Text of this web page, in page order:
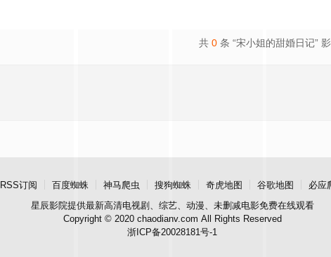
共 0 条 “宋小姐的甜婚日记”
RSS订阅 百度蜘蛛 神马爬虫 搜狗蜘蛛 奇虎地图 谷歌地图
必应
星辰影院提供最新高清电视剧、综艺、动漫、未删减电影免费在线观看
Copyright © 2020 chaodianv.com All Rights Reserved
浙ICP备20028181号-1